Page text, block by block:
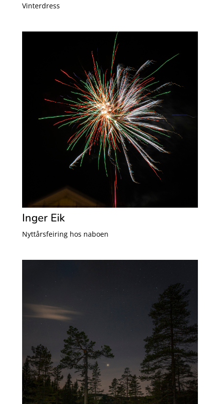
Vinterdress
Inger Eik
Nyttårsfeiring hos naboen